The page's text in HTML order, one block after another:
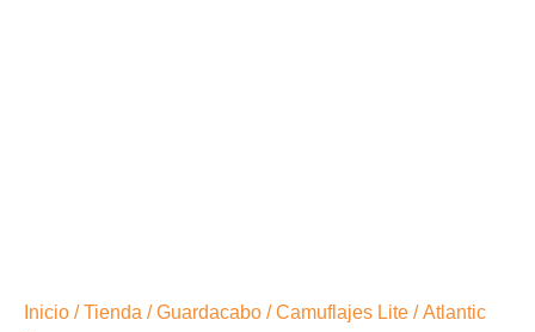
Inicio /Tienda /Guardacabo /Camuflajes Lite / Atlantic